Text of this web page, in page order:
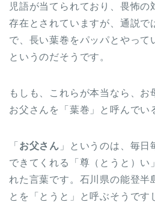
児語が当てられており、畏怖の
存在とされていますが、通説で
で、長い葉巻をパッパとやって
というのだそうです。
もしも、これらが本当なら、お
お父さんを「葉巻」と呼んでい
「 お父さん 」というのは、毎
できてくれる「尊（とうと）い
れた言葉です。石川県の能登半
とを「とうと」と呼ぶそうです